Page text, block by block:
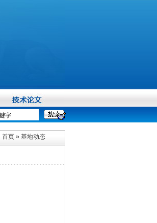
首页» 基地动态